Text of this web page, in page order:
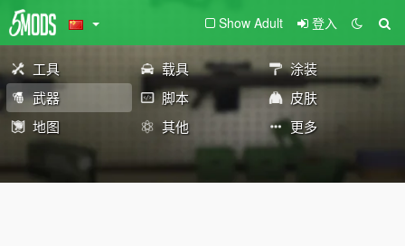
Show Adult 登入
工具 载具
涂装
武器
脚本
皮肤
地图
其他 更多